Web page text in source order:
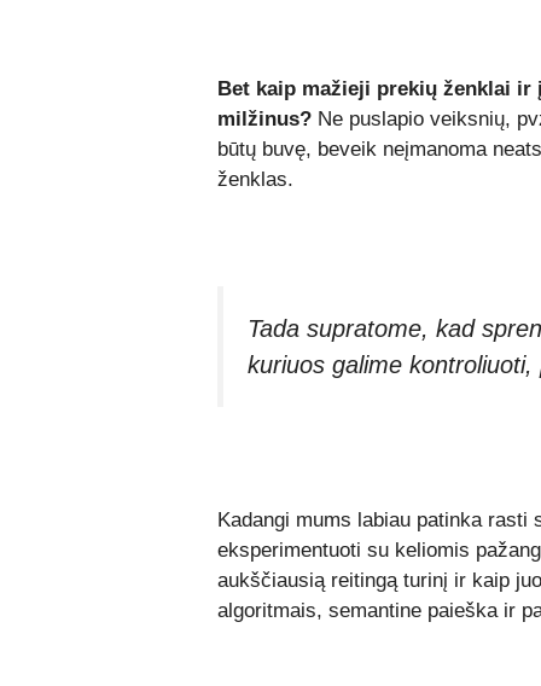
Bet kaip mažieji prekių ženklai
milžinus? Ne puslapio veiksnių,
būtų buvę, beveik neįmanoma
ženklas.
Tada supratome, kad
kuriuos galime
Kadangi mums labiau patinka
eksperimentuoti su keliomis
aukščiausią reitingą turinį ir kaip
algoritmais, semantine paieška ir